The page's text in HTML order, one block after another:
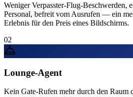
Weniger Verpasster-Flug-Beschwerden,
Personal, befreit vom Ausrufen — ein
Erlebnis für den Preis eines Bildschirms.
02
Lounge-Agent
Kein Gate-Rufen mehr durch den Raum